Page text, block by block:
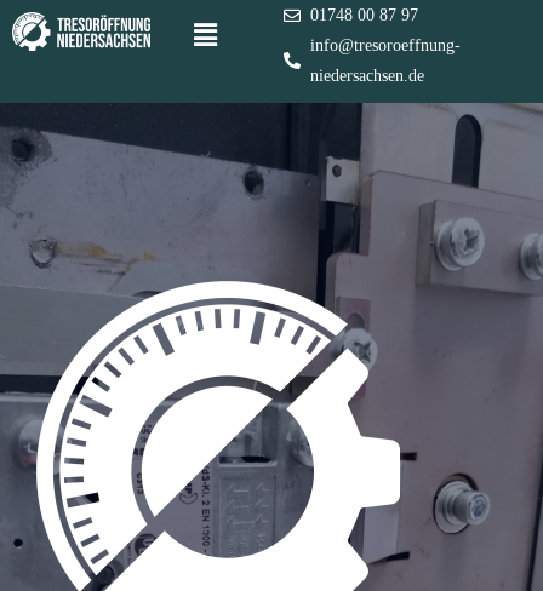
01748 00 87 97
info@tresoroeffnung-
niedersachsen.de